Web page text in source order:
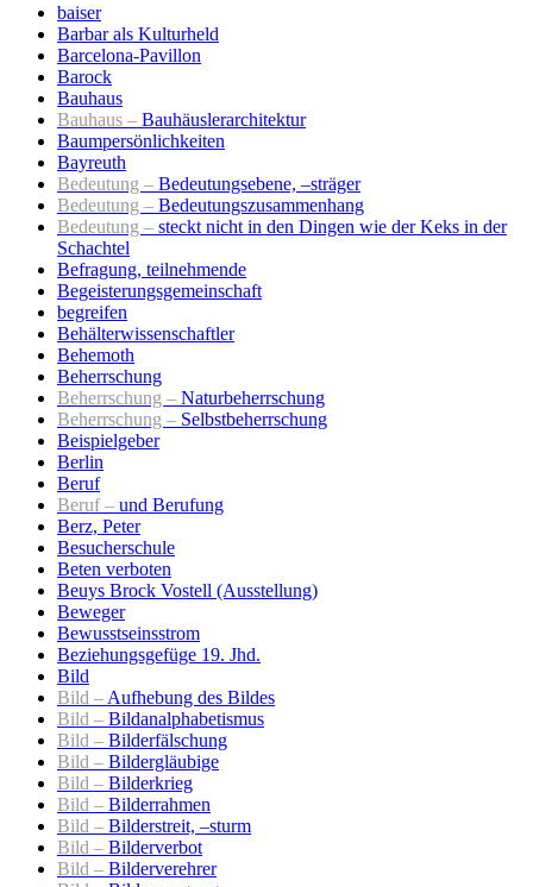
baiser
Barbar als Kulturheld
Barcelona-Pavillon
Barock
Bauhaus
Bauhaus – Bauhäuslerarchitektur
Baumpersönlichkeiten
Bayreuth
Bedeutung – Bedeutungsebene, –sträger
Bedeutung – Bedeutungszusammenhang
Bedeutung – steckt nicht in den Dingen wie der Keks in der
Schachtel
Befragung, teilnehmende
Begeisterungsgemeinschaft
begreifen
Behälterwissenschaftler
Behemoth
Beherrschung
Beherrschung – Naturbeherrschung
Beherrschung – Selbstbeherrschung
Beispielgeber
Berlin
Beruf
Beruf – und Berufung
Berz, Peter
Besucherschule
Beten verboten
Beuys Brock Vostell (Ausstellung)
Beweger
Bewusstseinsstrom
Beziehungsgefüge 19. Jhd.
Bild
Bild – Aufhebung des Bildes
Bild – Bildanalphabetismus
Bild – Bilderfälschung
Bild – Bildergläubige
Bild – Bilderkrieg
Bild – Bilderrahmen
Bild – Bilderstreit, –sturm
Bild – Bilderverbot
Bild – Bilderverehrer